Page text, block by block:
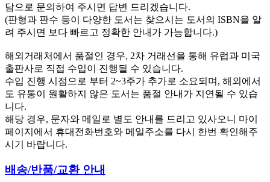
담으로 문의하여 주시면 답변 드리겠습니다.
(판형과 판수 등이 다양한 도서는 찾으시는 도서의 ISBN을 알
려 주시면 보다 빠르고 정확한 안내가 가능합니다.)
해외거래처에서 품절인 경우, 2차 거래선을 통해 유럽과 미국
출판사로 직접 수입이 진행될 수 있습니다.
수입 진행 시점으로 부터 2~3주가 추가로 소요되며, 해외에서
도 유통이 원활하지 않은 도서는 품절 안내가 지연될 수 있습
니다.
해당 경우, 문자와 메일로 별도 안내를 드리고 있사오니 마이
페이지에서 휴대전화번호와 메일주소를 다시 한번 확인해주
시기 바랍니다.
배송/반품/교환 안내